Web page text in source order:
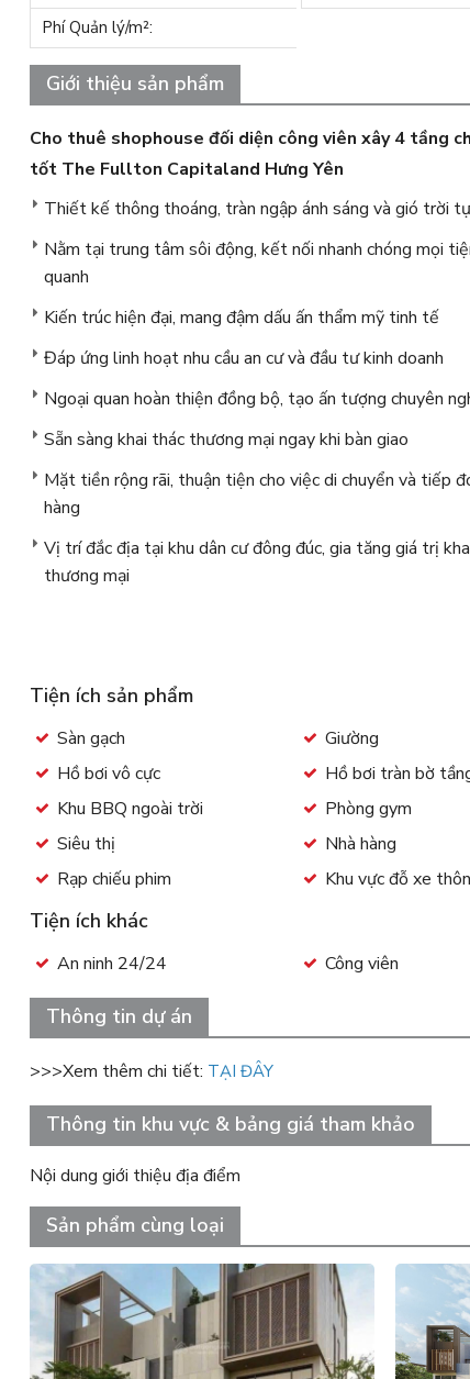
Phí Quản lý/m²:
Giới thiệu sản phẩm
Cho thuê shophouse đối diện công viên xây 4 tầng
tốt The Fullton Capitaland Hưng Yên
Thiết kế thông thoáng, tràn ngập ánh sáng và gió trời
Nằm tại trung tâm sôi động, kết nối nhanh chóng mọi
quanh
Kiến trúc hiện đại, mang đậm dấu ấn thẩm mỹ tinh tế
Đáp ứng linh hoạt nhu cầu an cư và đầu tư kinh doanh
Ngoại quan hoàn thiện đồng bộ, tạo ấn tượng chuyên
Sẵn sàng khai thác thương mại ngay khi bàn giao
Mặt tiền rộng rãi, thuận tiện cho việc di chuyển và tiếp
hàng
Vị trí đắc địa tại khu dân cư đông đúc, gia tăng giá trị
thương mại
Tiện ích sản phẩm
Sàn gạch Giường
Hồ bơi vô cực
Hồ bơi tràn bờ
Khu BBQ ngoài trời
Phòng gym
Siêu thị
Nhà hàng
Rạp chiếu phim
Khu vực đỗ xe
Tiện ích khác
An ninh 24/24 Công viên
Thông tin dự án
>>>Xem thêm chi tiết: TẠI ĐÂY
Thông tin khu vực & bảng giá tham khảo
Nội dung giới thiệu địa điểm
Sản phẩm cùng loại